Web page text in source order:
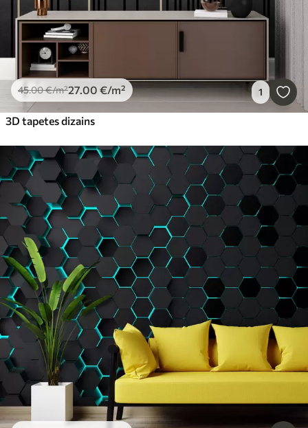
45.00€/m²27.00 €/m² 1
3D tapetes dizains